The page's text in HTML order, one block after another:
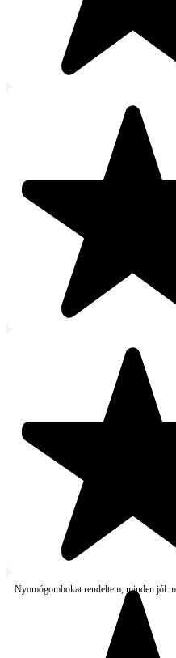
rendeltem, minden jól ment